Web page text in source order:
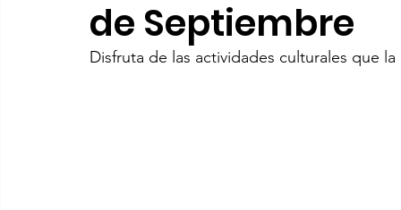
de Septiembre
Disfruta de las actividades culturales que